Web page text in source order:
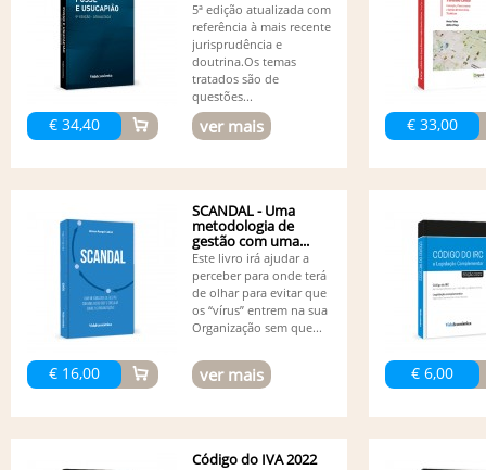
€ 34,40
5ª edição atualizada com
referência à mais recente
jurisprudência e
doutrina.Os temas
tratados são de
questões...
ver mais € 33,00
€ 16,00
SCANDAL - Uma
metodologia de
gestão com uma...
Este livro irá ajudar a
perceber para onde terá
de olhar para evitar que
os “vírus” entrem na sua
Organização sem que...
ver mais € 6,00
Código do IVA 2022